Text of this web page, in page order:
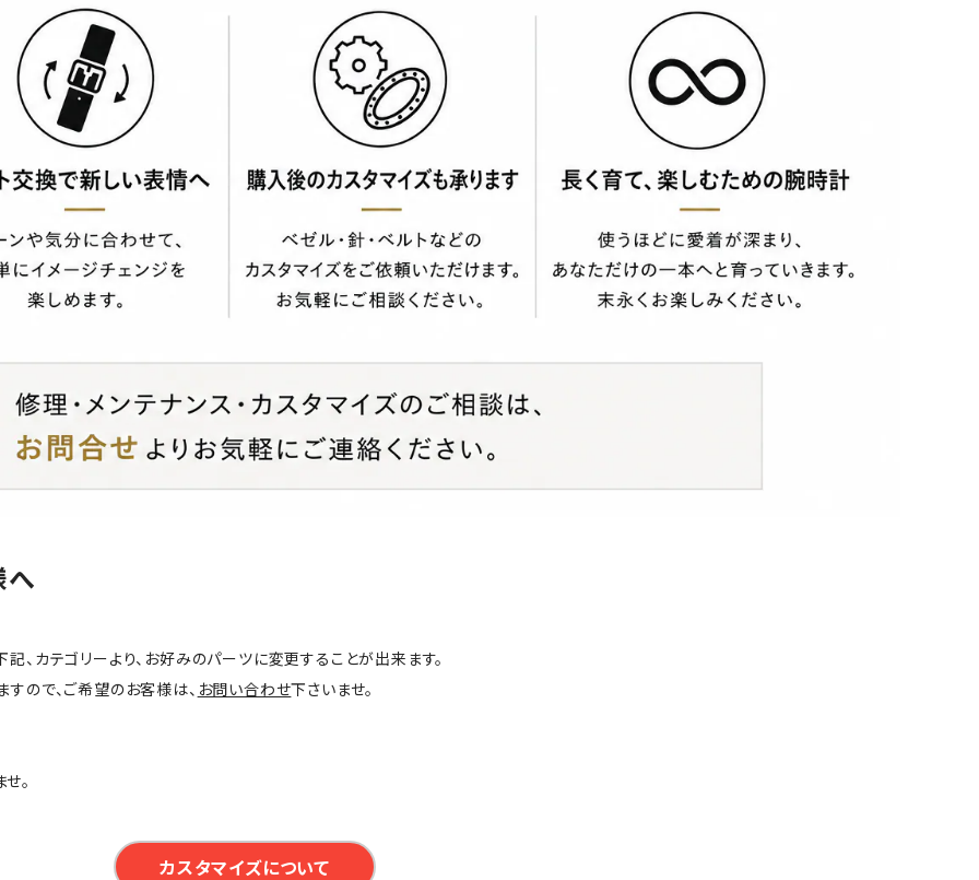
へ
、カテゴリーより、お好みのパーツに変更することが出来ます。
ので、ご希望のお客様は、 お問い合わせ下さいませ。
。
カスタマイズについて